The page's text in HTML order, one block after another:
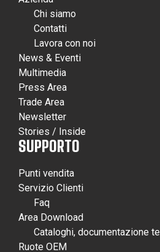
Chi siamo
Contatti
Lavora con noi
News & Eventi
Multimedia
Press Area
Trade Area
Newsletter
Stories / Inside
SUPPORTO
Punti vendita
Servizio Clienti
Faq
Area Download
Cataloghi, documentazione
Ruote OEM